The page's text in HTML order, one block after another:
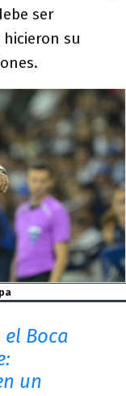
ser
su
Boca
un